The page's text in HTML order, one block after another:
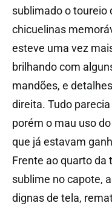
sublimado o toureio
chicuelinas
esteve uma vez
brilhando com
mandões, e
direita. Tudo
porém o mau uso
que já estavam
Frente ao quarto da
sublime no capote,
dignas de tela,